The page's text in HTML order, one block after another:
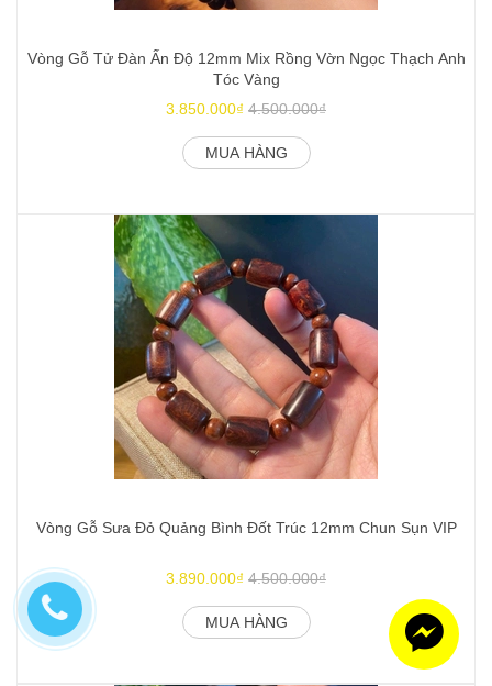
Vòng Gỗ Tử Đàn Ấn Độ 12mm Mix Rồng Vờn Ngọc Thạch Anh
Tóc Vàng
3.850.000₫ 4.500.000₫
MUA HÀNG
Vòng Gỗ Sưa Đỏ Quảng Bình Đốt Trúc 12mm Chun Sụn VIP
3.890.000₫ 4.500.000₫
MUA HÀNG